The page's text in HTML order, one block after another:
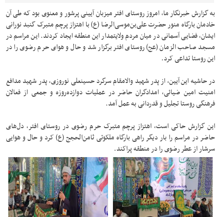
به گزارش خبرنگار ما، امروز روستای افتر میزبان آیینی پرشور و معنوی بود که طی آن
خادمان بارگاه منور حضرت علی‌بن‌موسی‌الرضا (ع) با اهتزاز پرچم متبرک گنبد نورانی
ایشان، فضایی آسمانی در میان مردم ولایتمدار این منطقه ایجاد کردند. این مراسم در
مسجد صاحب الزمان (عج) روستای افتر برگزار شد و حال و هوای حرم رضوی را در
این روستا تداعی کرد.
در حاشیه این آیین، از پدر شهید والامقام سرگرد حسینعلی نوروزی، پدر شهید مدافع
امنیت امین ضیائی، امدادگران حاضر در عملیات دوازده‌روزه و جمعی از فعالان
فرهنگی روستا تجلیل و قدردانی به عمل آمد.
این گزارش حاکی است، اهتزاز پرچم متبرک حرم رضوی در روستای افتر، دل‌های
حاضر در مراسم را بار دیگر راهی بارگاه ملکوتی ثامن‌الحجج (ع) کرد و حال و هوایی
سرشار از عطر رضوی را در منطقه پراکند.